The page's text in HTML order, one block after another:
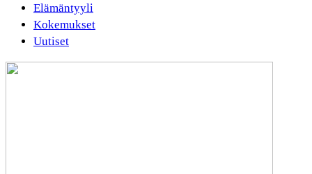
Elämäntyyli
Kokemukset
Uutiset